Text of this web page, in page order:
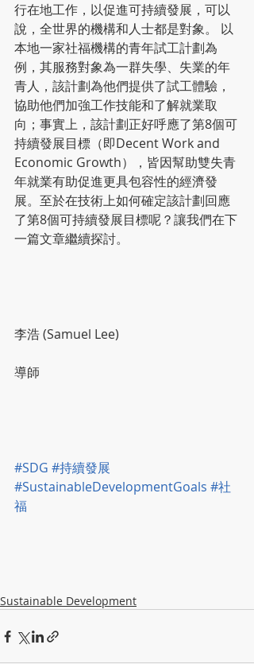
行在地工作，以促進可持續發展，可以
說，全世界的機構和人士都是對象。 以
本地一家社福機構的青年試工計劃為
例，其服務對象為一群失學、失業的年
青人，該計劃為他們提供了試工體驗，
協助他們加強工作技能和了解就業取
向；事實上，該計劃正好呼應了第8個可
持續發展目標（即Decent Work and
Economic Growth），皆因幫助雙失青
年就業有助促進更具包容性的經濟發
展。至於在技術上如何確定該計劃回應
了第8個可持續發展目標呢？讓我們在下
一篇文章繼續探討。
李浩 (Samuel Lee)
導師
#SDG #持續發展
#SustainableDevelopmentGoals #社
福
Sustainable Development